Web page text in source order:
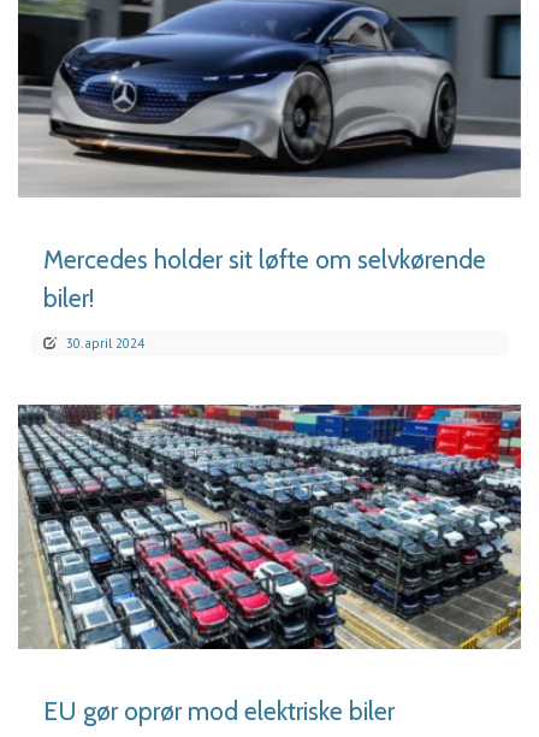
LÆS MERE
Mercedes holder sit løfte om selvkørende
biler!
30. april 2024
LÆS MERE
EU gør oprør mod elektriske biler